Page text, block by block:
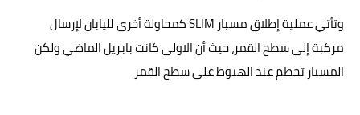
وتأتي عملية إطلاق مسبار SLIM كمحاولة أخرى لليابان لإرسال
مركبة إلى سطح القمر، حيث أن الاولى كانت بابريل الماضي ولكن
المسبار تحطم عند الهبوط على سطح القمر